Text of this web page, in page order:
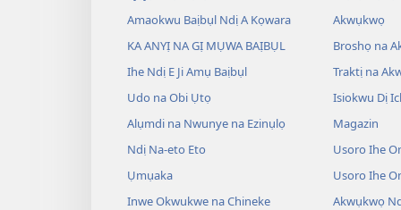
Amaokwu Baịbụl Ndị A Kọwara
KA ANYỊ NA GỊ MỤWA BAỊBỤL
Ihe Ndị E Ji Amụ Baịbụl
Udo na Obi Ụtọ
Alụmdi na Nwunye na Ezinụlọ
Ndị Na-eto Eto
Ụmụaka
Inwe Okwukwe na Chineke
Akwụkwọ
Broshọ na
Traktị na
Isiokwu Dị
Magazin
Usoro Ihe
Usoro Ihe
Akwụkwọ